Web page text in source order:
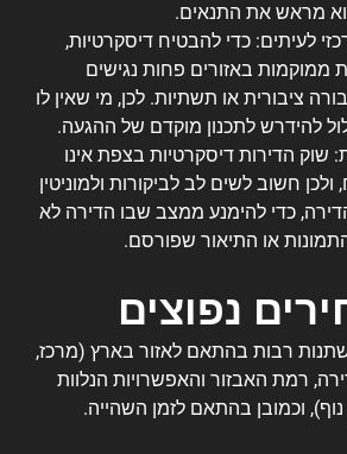
מראש את התנאים.
לעיתים: כדי להבטיח דיסקרטיות,
ממוקמות באזורים פחות נגישים
ציבורית או תשתיות. לכן, מי שאין לו
להידרש לתכנון מוקדם של ההגעה.
שוק הדירות דיסקרטיות בצפת אינו
חשוב לשים לב לביקורות ולמוניטין
כדי להימנע ממצב שבו הדירה לא
או התיאור שפורסם.
נפוצים
רבות בהתאם לאזור בארץ (מרכז,
רמת האבזור והאפשרויות הנלוות
נוף), וכמובן בהתאם לזמן השהייה.